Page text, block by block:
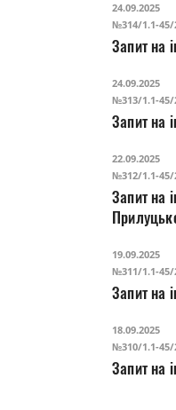
24.09.2025
№314/1.1-45/
Запит на
24.09.2025
№313/1.1-45/
Запит на
22.09.2025
№312/1.1-45/
Запит на
19.09.2025
№311/1.1-45/
Запит на
18.09.2025
№310/1.1-45/
Запит на